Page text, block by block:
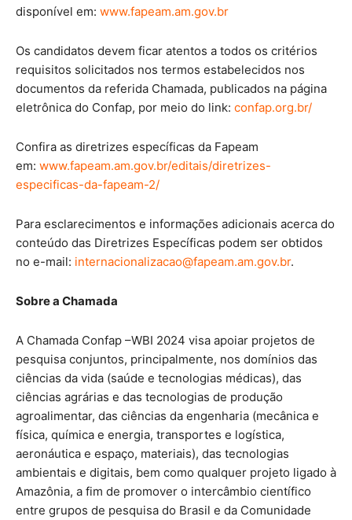
disponível em: www.fapeam.am.gov.br
Os candidatos devem ficar atentos a todos os critérios
requisitos solicitados nos termos estabelecidos nos
documentos da referida Chamada, publicados na página
eletrônica do Confap, por meio do link: confap.org.br/
Confira as diretrizes específicas da Fapeam
em: www.fapeam.am.gov.br/editais/diretrizes-
especificas-da-fapeam-2/
Para esclarecimentos e informações adicionais acerca do
conteúdo das Diretrizes Específicas podem ser obtidos
no e-mail: internacionalizacao@fapeam.am.gov.br.
Sobre a Chamada
A Chamada Confap –WBI 2024 visa apoiar projetos de
pesquisa conjuntos, principalmente, nos domínios das
ciências da vida (saúde e tecnologias médicas), das
ciências agrárias e das tecnologias de produção
agroalimentar, das ciências da engenharia (mecânica e
física, química e energia, transportes e logística,
aeronáutica e espaço, materiais), das tecnologias
ambientais e digitais, bem como qualquer projeto ligado à
Amazônia, a fim de promover o intercâmbio científico
entre grupos de pesquisa do Brasil e da Comunidade